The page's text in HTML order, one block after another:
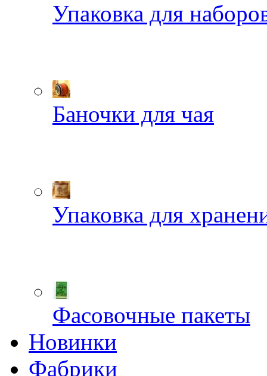
Упаковка для
Баночки для чая
Упаковка для
Фасовочные пакеты
Новинки
Фабрики